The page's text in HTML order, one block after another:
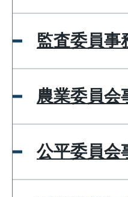
監査委員事
農業委員会
公平委員会